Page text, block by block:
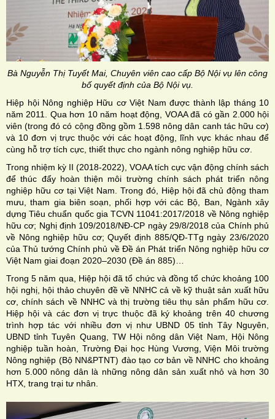
Bà Nguyễn Thị Tuyết Mai, Chuyên viên cao cấp Bộ Nội vụ lên công
bố quyết định của Bộ Nội vụ.
Hiệp hội Nông nghiệp Hữu cơ Việt Nam được thành lập tháng 10
năm 2011. Qua hơn 10 năm hoạt động, VOAA đã có gần 2.000 hội
viên (trong đó có cộng đồng gồm 1.598 nông dân canh tác hữu cơ)
và 10 đơn vị trực thuộc với các hoạt động, lĩnh vực khác nhau để
cùng hỗ trợ tích cực, thiết thực cho ngành nông nghiệp hữu cơ.
Trong nhiệm kỳ II (2018-2022), VOAA tích cực vận động chính sách
để thúc đẩy hoàn thiện môi trường chính sách phát triển nông
nghiệp hữu cơ tại Việt Nam. Trong đó, Hiệp hội đã chủ động tham
mưu, tham gia biên soạn, phối hợp với các Bộ, Ban, Ngành xây
dựng Tiêu chuẩn quốc gia TCVN 11041:2017/2018 về Nông nghiệp
hữu cơ; Nghị định 109/2018/NĐ-CP ngày 29/8/2018 của Chính phủ
về Nông nghiệp hữu cơ; Quyết định 885/QĐ-TTg ngày 23/6/2020
của Thủ tướng Chính phủ về Đề án Phát triển Nông nghiệp hữu cơ
Việt Nam giai đoạn 2020–2030 (Đề án 885)…
Trong 5 năm qua, Hiệp hội đã tổ chức và đồng tổ chức khoảng 100
hội nghị, hội thảo chuyên đề về NNHC cả về kỹ thuật sản xuất hữu
cơ, chính sách về NNHC và thị trường tiêu thụ sản phẩm hữu cơ.
Hiệp hội và các đơn vị trực thuộc đã ký khoảng trên 40 chương
trình hợp tác với nhiều đơn vị như UBND 05 tỉnh Tây Nguyên,
UBND tỉnh Tuyên Quang, TW Hội nông dân Việt Nam, Hội Nông
nghiệp tuần hoàn, Trường Đại học Hùng Vương, Viện Môi trường
Nông nghiệp (Bộ NN&PTNT) đào tạo cơ bản về NNHC cho khoảng
hơn 5.000 nông dân là những nông dân sản xuất nhỏ và hơn 30
HTX, trang trại tư nhân.